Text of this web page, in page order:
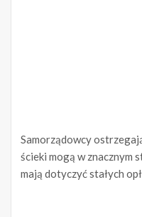
Samorządowcy
ścieki mogą w znacznym
mają dotyczyć stałych